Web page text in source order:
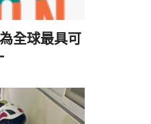
全球最具可